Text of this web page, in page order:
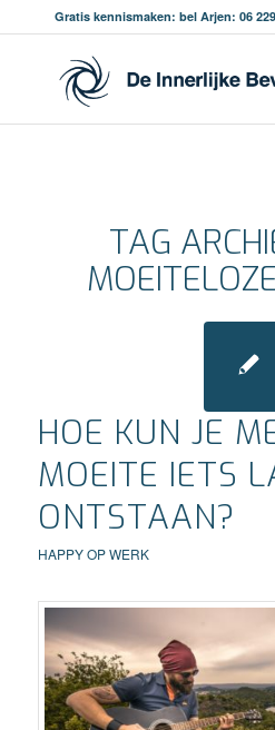
Gratis kennismaken: bel Arjen: 06
TAG
HOE KUN JE
MOEITE IETS
ONTSTAAN?
HAPPY OP WERK